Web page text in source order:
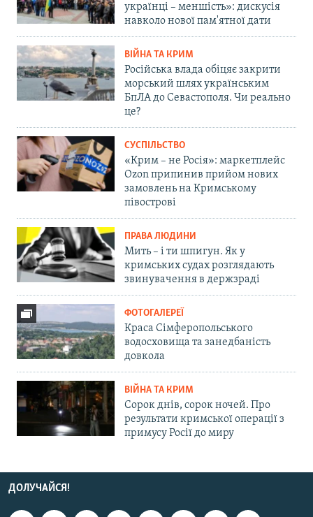
українці – меншість»: дискусія
навколо нової пам'ятної дати
ВІЙНА ТА КРИМ
Російська влада обіцяє закрити
морський шлях українським
БпЛА до Севастополя. Чи реально
це?
СУСПІЛЬСТВО
«Крим – не Росія»: маркетплейс
Ozon припинив прийом нових
замовлень на Кримському
півострові
ПРАВА ЛЮДИНИ
Мить – і ти шпигун. Як у
кримських судах розглядають
звинувачення в держзраді
ФОТОГАЛЕРЕЇ
Краса Сімферопольського
водосховища та занедбаність
довкола
ВІЙНА ТА КРИМ
Сорок днів, сорок ночей. Про
результати кримської операції з
примусу Росії до миру
ДОЛУЧАЙСЯ!